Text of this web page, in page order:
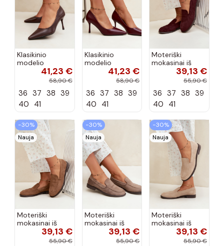
Klasikinio
modelio
aukštakulniai
šokolado
spalvos Nesha
41,23 €
58,90 €
36 37 38 39
40 41
Klasikinio
modelio
aukštakulniai
bordo spalvos
Nesha
41,23 €
58,90 €
36 37 38 39
40 41
Moteriški
mokasinai iš
dirbtinės
zomšos, bordo
39,13 €
55,90 €
36 37 38 39
40 41
−30%
Nauja
Moteriški
mokasinai iš
dirbtinės
zomšos, rudos
39,13 €
55,90 €
−30%
Nauja
Moteriški
mokasinai iš
dirbtinės
zomšos, molio
39,13 €
55,90 €
−30%
Nauja
Moteriški
mokasinai iš
dirbtinės
zomšos, smėlio
39,13 €
55,90 €